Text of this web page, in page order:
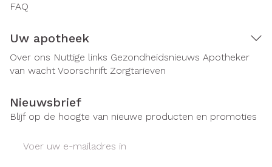
FAQ
Uw apotheek
Over ons Nuttige links Gezondheidsnieuws Apotheker
van wacht Voorschrift Zorgtarieven
Nieuwsbrief
Blijf op de hoogte van nieuwe producten en promoties